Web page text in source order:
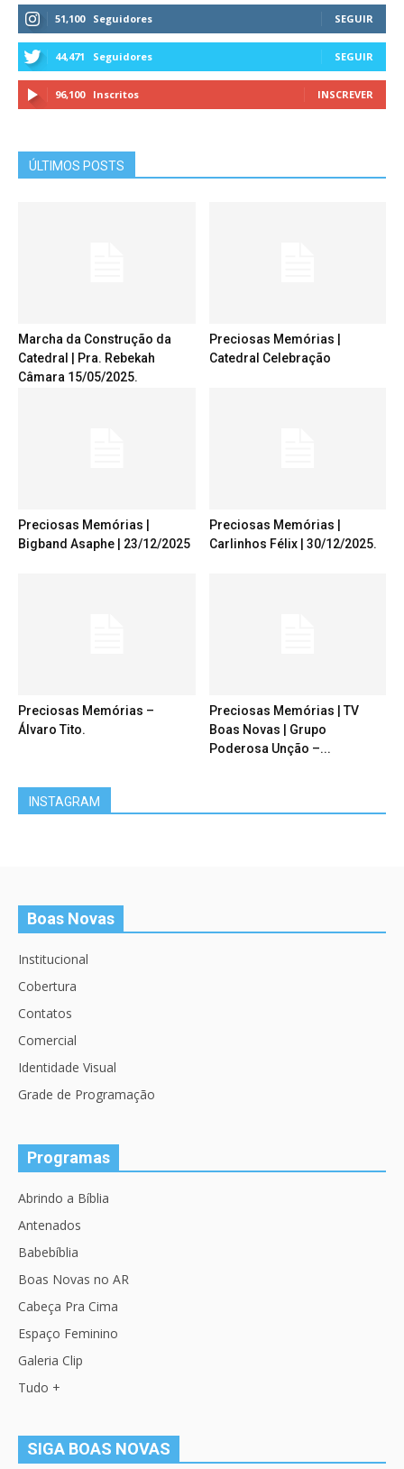
51,100 Seguidores SEGUIR
44,471 Seguidores SEGUIR
96,100 Inscritos INSCREVER
ÚLTIMOS POSTS
Marcha da Construção da
Catedral | Pra. Rebekah
Câmara 15/05/2025.
Preciosas Memórias |
Catedral Celebração
Preciosas Memórias |
Bigband Asaphe | 23/12/2025
Preciosas Memórias |
Carlinhos Félix | 30/12/2025.
Preciosas Memórias –
Álvaro Tito.
Preciosas Memórias | TV
Boas Novas | Grupo
Poderosa Unção –...
INSTAGRAM
Boas Novas
Institucional
Cobertura
Contatos
Comercial
Identidade Visual
Grade de Programação
Programas
Abrindo a Bíblia
Antenados
Babebíblia
Boas Novas no AR
Cabeça Pra Cima
Espaço Feminino
Galeria Clip
Tudo +
SIGA BOAS NOVAS